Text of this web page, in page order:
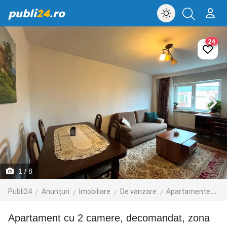
publi24.ro
1 / 8
Publi24 Anunțuri Imobiliare De vanzare Apartamente de vanzare
24
Apartament cu 2 camere, decomandat, zona